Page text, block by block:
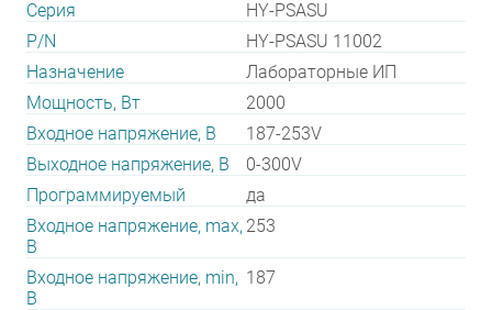
Серия
HY-PSASU
P/N
HY-PSASU 11002
Назначение
Лабораторные ИП
Мощность, Вт
2000
Входное напряжение, В
187-253V
Выходное напряжение, В
0-300V
Программируемый
да
Входное напряжение, max,
В
253
Входное напряжение, min,
В
187